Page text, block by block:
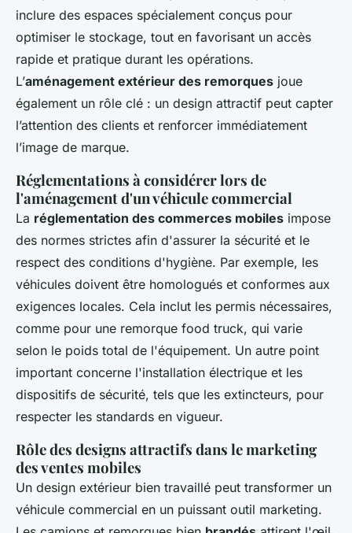
inclure des espaces spécialement conçus pour
optimiser le stockage, tout en favorisant un accès
rapide et pratique durant les opérations.
L’aménagement extérieur des remorques joue
également un rôle clé : un design attractif peut capter
l’attention des clients et renforcer immédiatement
l’image de marque.
Réglementations à considérer lors de
l'aménagement d'un véhicule commercial
La réglementation des commerces mobiles impose
des normes strictes afin d'assurer la sécurité et le
respect des conditions d'hygiène. Par exemple, les
véhicules doivent être homologués et conformes aux
exigences locales. Cela inclut les permis nécessaires,
comme pour une remorque food truck, qui varie
selon le poids total de l'équipement. Un autre point
important concerne l'installation électrique et les
dispositifs de sécurité, tels que les extincteurs, pour
respecter les standards en vigueur.
Rôle des designs attractifs dans le marketing
des ventes mobiles
Un design extérieur bien travaillé peut transformer un
véhicule commercial en un puissant outil marketing.